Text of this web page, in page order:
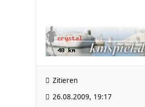
Zitieren
26.08.2009, 19:17